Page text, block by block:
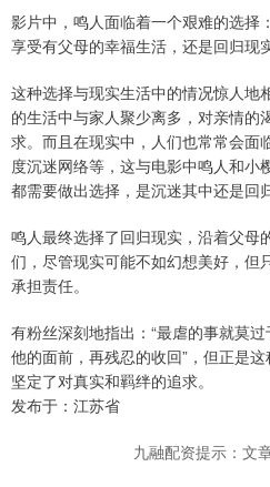
影片中，鸣人面临着一个艰难的选择
享受有父母的幸福生活，还是回归现
这种选择与现实生活中的情况惊人
的生活中与家人聚少离多，对亲情的
求。而且在现实中，人们也常常会面
度沉迷网络等，这与电影中鸣人和小
都需要做出选择，是沉迷其中还是回
鸣人最终选择了回归现实，沿着父母
们，尽管现实可能不如幻想美好，但
承担责任。
有粉丝深刻地指出：“最虐的事就莫
他的面前，再残忍的收回”，但正是
坚定了对真实和羁绊的追求。
发布于：江苏省
九融配资提示：文